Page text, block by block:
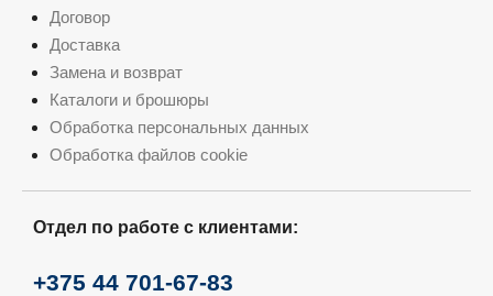
Договор
Доставка
Замена и возврат
Каталоги и брошюры
Обработка персональных данных
Обработка файлов cookie
Отдел по работе с клиентами:
+375 44 701-67-83